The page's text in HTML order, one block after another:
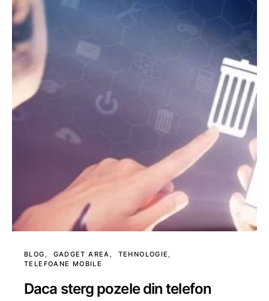
BLOG GADGET AREA
TEHNOLOGIE
TELEFOANE MOBILE
Daca sterg pozele din telefon